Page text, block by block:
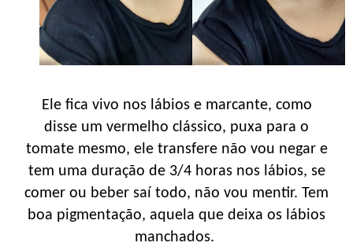
Ele fica vivo nos lábios e marcante, como
disse um vermelho clássico, puxa para o
tomate mesmo, ele transfere não vou negar e
tem uma duração de 3/4 horas nos lábios, se
comer ou beber saí todo, não vou mentir. Tem
boa pigmentação, aquela que deixa os lábios
manchados.